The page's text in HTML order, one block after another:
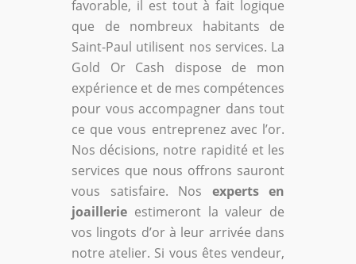
favorable, il est tout à fait logique
que de nombreux habitants de
Saint-Paul utilisent nos services. La
Gold Or Cash dispose de mon
expérience et de mes compétences
pour vous accompagner dans tout
ce que vous entreprenez avec l’or.
Nos décisions, notre rapidité et les
services que nous offrons sauront
vous satisfaire. Nos experts en
joaillerie estimeront la valeur de
vos lingots d’or à leur arrivée dans
notre atelier. Si vous êtes vendeur,